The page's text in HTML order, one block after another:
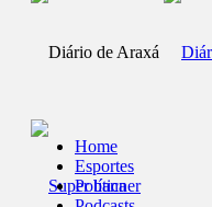
Home
Esportes
Política